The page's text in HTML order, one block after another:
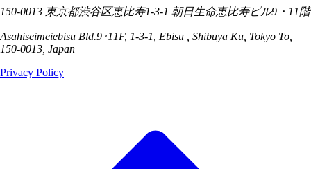
150-0013 東京都渋谷区恵比寿1-3-1 朝日生命恵比寿ビル9・11階
Asahiseimeiebisu Bld.9･11F, 1-3-1, Ebisu , Shibuya Ku, Tokyo To,
150-0013, Japan
Privacy Policy